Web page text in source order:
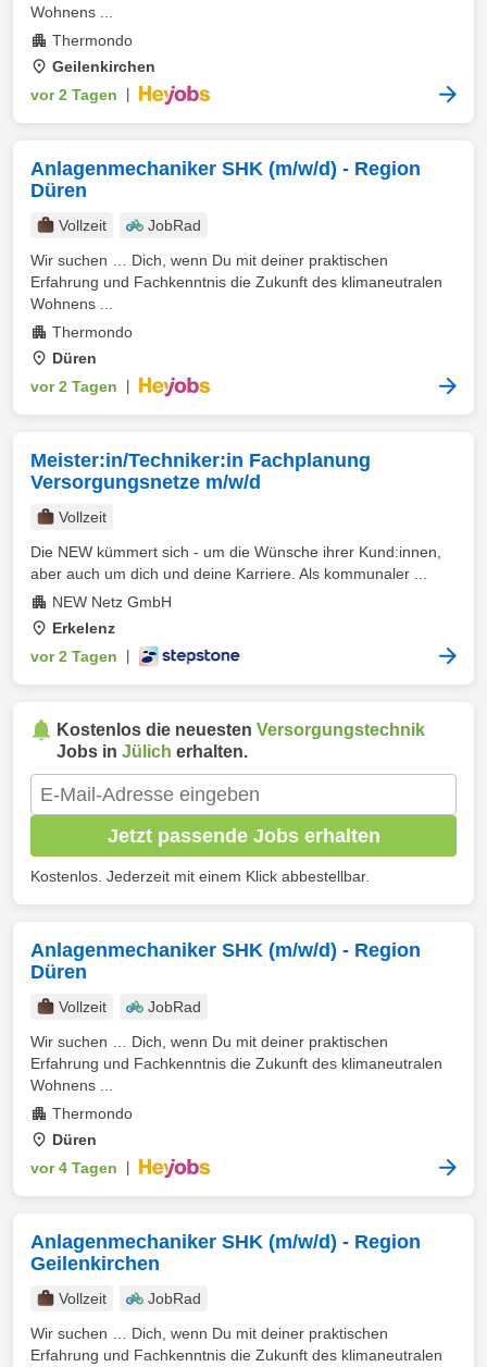
Wohnens ...
Thermondo
Geilenkirchen
vor 2 Tagen
Anlagenmechaniker SHK (m/w/d) - Region
Düren
Vollzeit
JobRad
Wir suchen … Dich, wenn Du mit deiner praktischen
Erfahrung und Fachkenntnis die Zukunft des klimaneutralen
Wohnens ...
Thermondo
Düren
vor 2 Tagen
Meister:in/Techniker:in Fachplanung
Versorgungsnetze m/w/d
Vollzeit
Die NEW kümmert sich - um die Wünsche ihrer Kund:innen,
aber auch um dich und deine Karriere. Als kommunaler ...
NEW Netz GmbH
Erkelenz
vor 2 Tagen
Kostenlos die neuesten Versorgungstechnik
Jobs in Jülich erhalten.
Jetzt passende Jobs erhalten
Kostenlos. Jederzeit mit einem Klick abbestellbar.
Anlagenmechaniker SHK (m/w/d) - Region
Düren
Vollzeit
JobRad
Wir suchen … Dich, wenn Du mit deiner praktischen
Erfahrung und Fachkenntnis die Zukunft des klimaneutralen
Wohnens ...
Thermondo
Düren
vor 4 Tagen
Anlagenmechaniker SHK (m/w/d) - Region
Geilenkirchen
Vollzeit
JobRad
Wir suchen … Dich, wenn Du mit deiner praktischen
Erfahrung und Fachkenntnis die Zukunft des klimaneutralen